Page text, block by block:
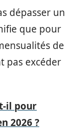
dépasser un
que pour
de
pas excéder
il pour
2026 ?